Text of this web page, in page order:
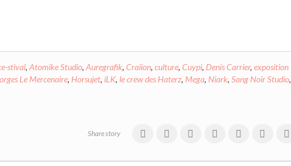
stival, Atomike Studio, Auregrafik, Craiion, culture, Cuypi, Denis Carrier, exposition
Le Mercenaire, Horsujet, iLK, le crew des Haterz, Mega, Niark, Sang Noir Studio,
Share story